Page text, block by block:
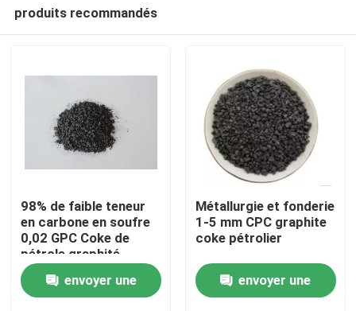
Maison
produits recommandés
98% de faible teneur
en carbone en soufre
0,02 GPC Coke de
pétrole graphité
envoyer une
Métallurgie et fonderie
1-5 mm CPC graphite
coke pétrolier
envoyer une